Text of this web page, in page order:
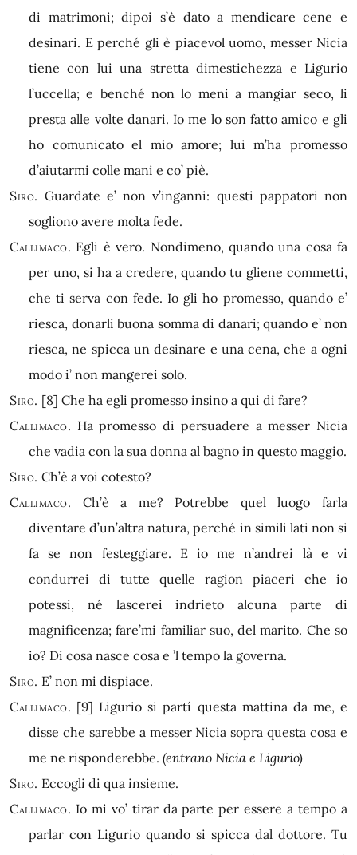
di matrimoni; dipoi s’è dato a mendicare cene e
desinari. E perché gli è piacevol uomo, messer Nicia
tiene con lui una stretta dimestichezza e Ligurio
l’uccella; e benché non lo meni a mangiar seco, li
presta alle volte danari. Io me lo son fatto amico e gli
ho comunicato el mio amore; lui m’ha promesso
d’aiutarmi colle mani e co’ piè.
Siro. Guardate e’ non v’inganni: questi pappatori non
sogliono avere molta fede.
Callimaco. Egli è vero. Nondimeno, quando una cosa fa
per uno, si ha a credere, quando tu gliene commetti,
che ti serva con fede. Io gli ho promesso, quando e’
riesca, donarli buona somma di danari; quando e’ non
riesca, ne spicca un desinare e una cena, che a ogni
modo i’ non mangerei solo.
Siro. [8] Che ha egli promesso insino a qui di fare?
Callimaco. Ha promesso di persuadere a messer Nicia
che vadia con la sua donna al bagno in questo maggio.
Siro. Ch’è a voi cotesto?
Callimaco. Ch’è a me? Potrebbe quel luogo farla
diventare d’un’altra natura, perché in simili lati non si
fa se non festeggiare. E io me n’andrei là e vi
condurrei di tutte quelle ragion piaceri che io
potessi, né lascerei indrieto alcuna parte di
magnificenza; fare’mi familiar suo, del marito. Che so
io? Di cosa nasce cosa e ’l tempo la governa.
Siro. E’ non mi dispiace.
Callimaco. [9] Ligurio si partí questa mattina da me, e
disse che sarebbe a messer Nicia sopra questa cosa e
me ne risponderebbe. (entrano Nicia e Ligurio)
Siro. Eccogli di qua insieme.
Callimaco. Io mi vo’ tirar da parte per essere a tempo a
parlar con Ligurio quando si spicca dal dottore. Tu